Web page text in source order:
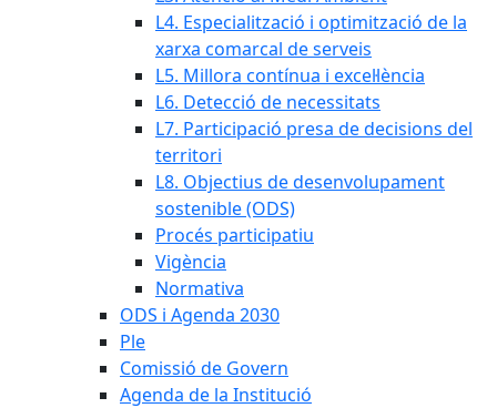
L4. Especialització i optimització de la
xarxa comarcal de serveis
L5. Millora contínua i excel·lència
L6. Detecció de necessitats
L7. Participació presa de decisions del
territori
L8. Objectius de desenvolupament
sostenible (ODS)
Procés participatiu
Vigència
Normativa
ODS i Agenda 2030
Ple
Comissió de Govern
Agenda de la Institució